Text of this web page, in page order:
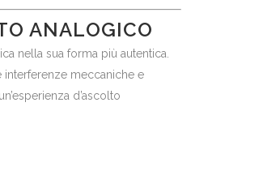
ANALOGICO
nella sua forma più autentica.
meccaniche e
d’ascolto